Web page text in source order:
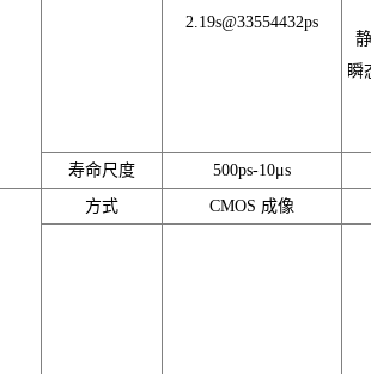
2.19s@33554432ps
瞬
寿命尺度 500ps-10μs
方式 CMOS 成像